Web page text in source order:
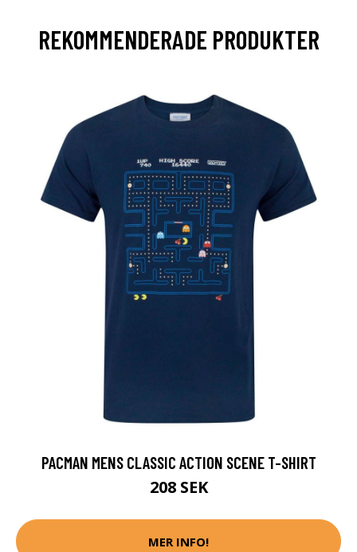
REKOMMENDERADE PRODUKTER
PACMAN MENS CLASSIC ACTION SCENE T-SHIRT
208 SEK
MER INFO!